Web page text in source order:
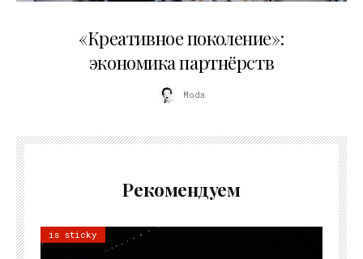
«Креативное поколение»:
экономика партнёрств
Moda
Рекомендуем
is sticky